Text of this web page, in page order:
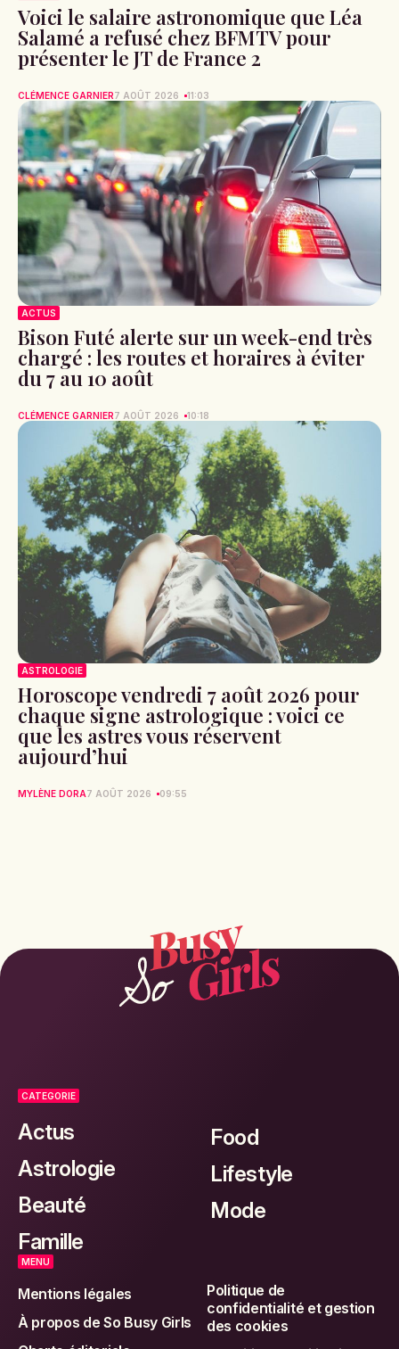
Voici le salaire astronomique que Léa
Salamé a refusé chez BFMTV pour
présenter le JT de France 2
CLÉMENCE GARNIER7 AOÛT 2026 11:03
ACTUS
Bison Futé alerte sur un week-end très
chargé : les routes et horaires à éviter
du 7 au 10 août
CLÉMENCE GARNIER7 AOÛT 2026 10:18
ASTROLOGIE
Horoscope vendredi 7 août 2026 pour
chaque signe astrologique : voici ce
que les astres vous réservent
aujourd’hui
MYLÈNE DORA7 AOÛT 2026 09:55
CATEGORIE
Actus
Astrologie
Beauté
Famille
Food
Lifestyle
Mode
MENU
Mentions légales
À propos de So Busy Girls
Politique de
confidentialité et gestion
des cookies